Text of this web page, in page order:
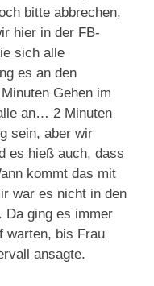
bitte abbrechen,
hier in der FB-
sich alle
es an den
Gehen im
an… 2 Minuten
sein, aber wir
es hieß auch, dass
kommt das mit
war es nicht in den
Da ging es immer
warten, bis Frau
ansagte.